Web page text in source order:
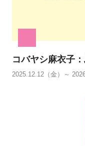
コバヤシ麻衣子
2025.12.12（金）～